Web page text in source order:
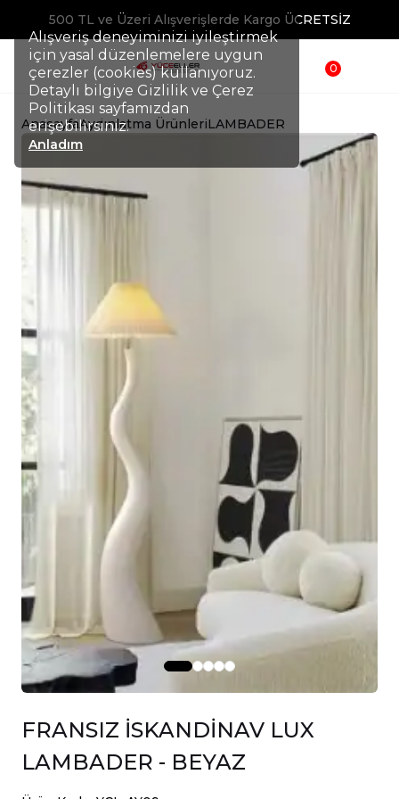
Alışveriş deneyiminizi iyileştirmek
için yasal düzenlemelere uygun
çerezler (cookies) kullanıyoruz.
Detaylı bilgiye Gizlilik ve Çerez
Politikası sayfamızdan
erişebilirsiniz.
Anladım
500 TL ve Üzeri Alışverişlerde Kargo ÜCRETSİZ
0
AnasayfaAydınlatma ÜrünleriLAMBADER
FRANSIZ İSKANDİNAV LUX
LAMBADER - BEYAZ